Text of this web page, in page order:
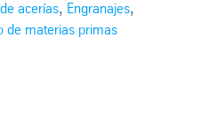
acerías, Engranajes,
de materias primas